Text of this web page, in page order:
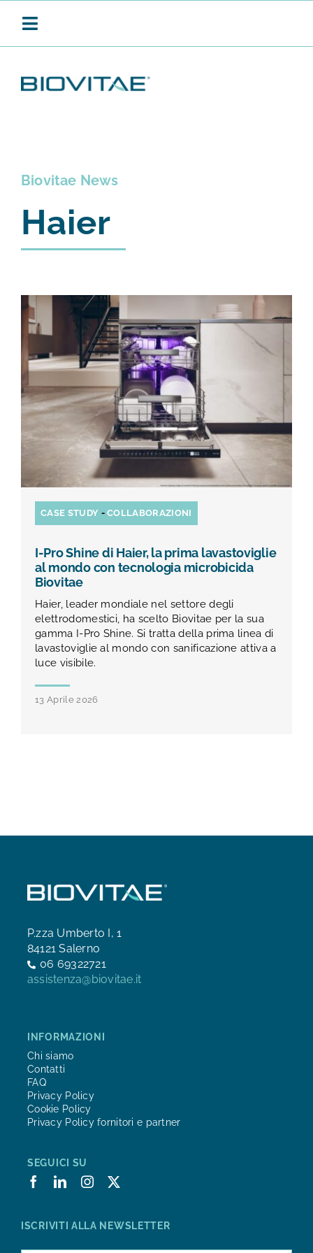
Toggle
PRODOTTI
TEST E STUDI
CHI SIAMO
NEWS
FAQ
CONTATTI
AREA RISERVATA
Biovitae News
Haier
CASE STUDY -COLLABORAZIONI
I-Pro Shine di Haier, la prima lavastoviglie
al mondo con tecnologia microbicida
Biovitae
Haier, leader mondiale nel settore degli
elettrodomestici, ha scelto Biovitae per la sua
gamma I-Pro Shine. Si tratta della prima linea di
lavastoviglie al mondo con sanificazione attiva a
luce visibile.
13 Aprile 2026
P.zza Umberto I, 1
84121 Salerno
06 69322721
assistenza@biovitae.it
INFORMAZIONI
Chi siamo
Contatti
FAQ
Privacy Policy
Cookie Policy
Privacy Policy fornitori e partner
SEGUICI SU
ISCRIVITI ALLA NEWSLETTER